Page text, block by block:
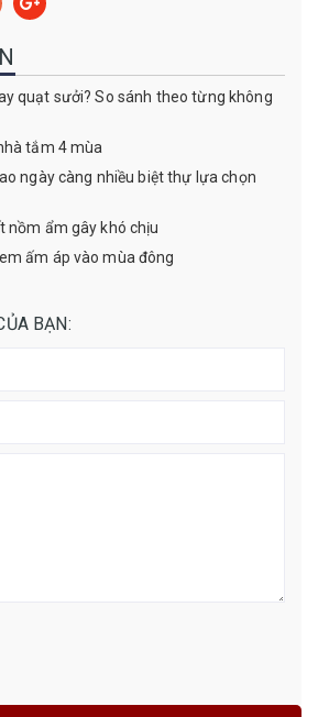
quạt sưởi? So sánh theo từng không
tắm 4 mùa
ngày càng nhiều biệt thự lựa chọn
nồm ẩm gây khó chịu
ấm áp vào mùa đông
BẠN: